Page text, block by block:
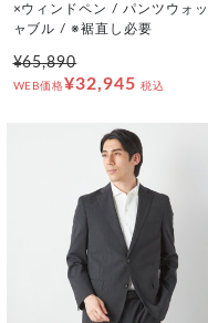
×ウィンドペン / パンツウォ
ャブル / ※裾直し必要
¥65,890
WEB価格¥32,945 税込